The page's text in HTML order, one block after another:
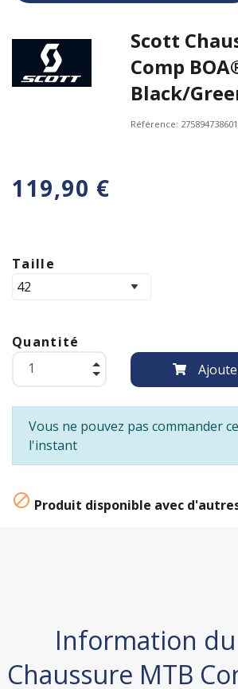
Scott
Comp
Black/
Référence:
119,90 €
Taille
Quantité
Vous ne pouvez pas commander
l'instant
 Produit disponible avec
Information
Chaussure MTB